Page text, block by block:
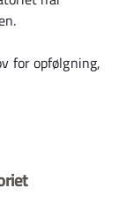
for opfølgning,